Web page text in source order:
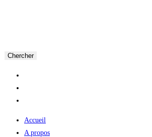
Chercher
Accueil
A propos